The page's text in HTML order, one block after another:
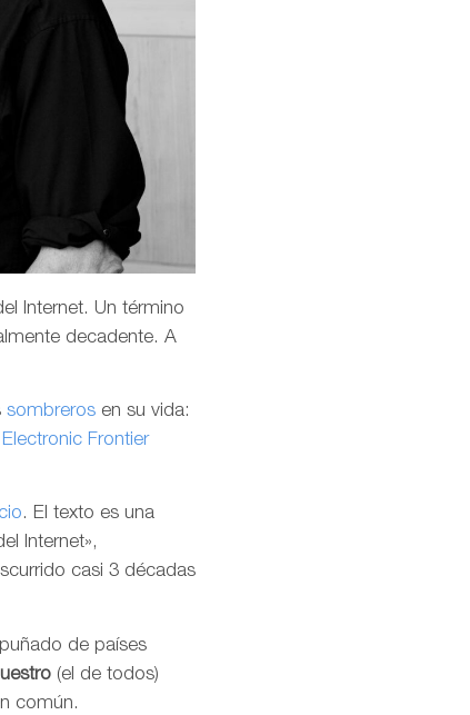
Internet. Un término
decadente. A
sombreros en su vida:
Electronic Frontier
. El texto es una
Internet»,
casi 3 décadas
de países
(el de todos)
común.